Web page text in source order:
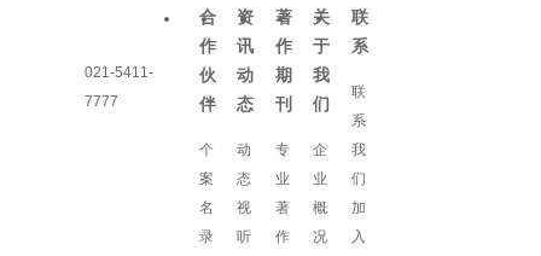
021-5411-
7777
合
作
伙
伴
个
案
名
录
资
讯
动
态
动
态
视
听
著
作
期
刊
专
业
著
作
关
于
我
们
企
业
概
况
联
系
联
系
我
们
加
入